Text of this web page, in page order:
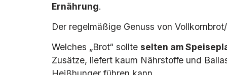
Ernährung.
Der regelmäßige Genuss von
Welches „Brot“ sollte selten am
Zusätze, liefert kaum Nährstoffe und